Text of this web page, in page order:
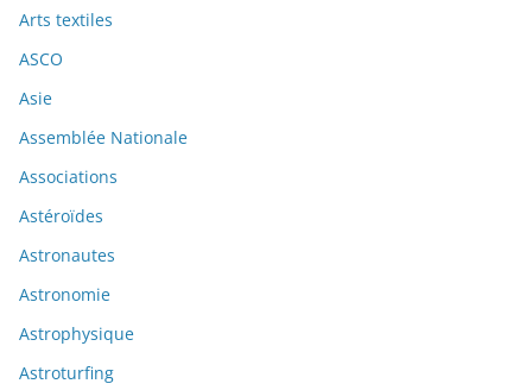
Arts textiles
ASCO
Asie
Assemblée Nationale
Associations
Astéroïdes
Astronautes
Astronomie
Astrophysique
Astroturfing